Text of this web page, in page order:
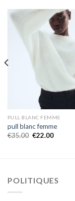
PULL BLANC FEMME
pull blanc femme
€35.00 €22.00
POLITIQUES